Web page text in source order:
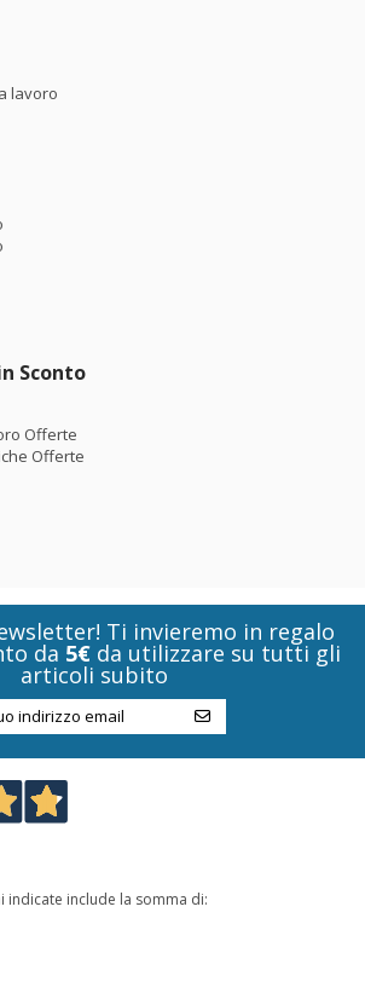
lavoro
Sconto
Offerte
Offerte
Ti invieremo in regalo
da 5€ da utilizzare su tutti gli
articoli subito
indicate include la somma di: